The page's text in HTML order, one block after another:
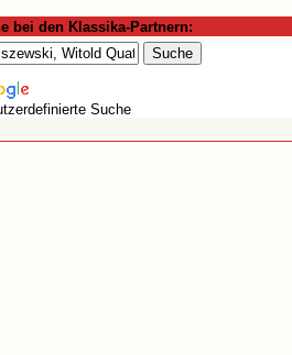
bei den Klassika-Partnern:
Suche